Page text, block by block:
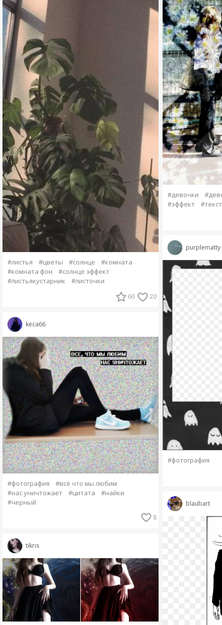
#листья #цветы #солнце
#комната
#комната фон
#солнце эффект
#листьякустарник
#листочки
60 20
keca66
#фотография
#всё что мы любим
#нас уничтожает
#цитата
#найки
#черный
8
tikris
#девочки
#эффект
purplematty
#фотография
blaubart